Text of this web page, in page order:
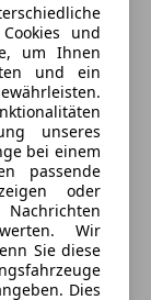
und
um Ihnen
und ein
unseres
bei einem
passende
oder
Wir
Sie diese
Dies